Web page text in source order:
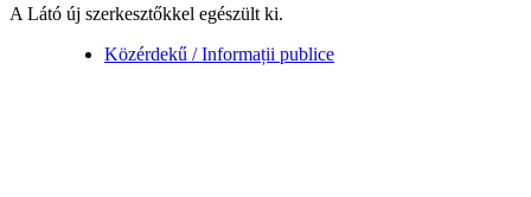
A Látó új szerkesztőkkel egészült ki.
Közérdekű / Informații publice